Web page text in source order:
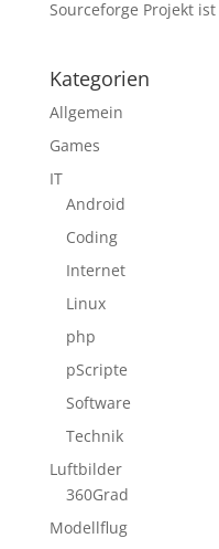
Sourceforge Projekt
Kategorien
Allgemein
Games
IT
Android
Coding
Internet
Linux
php
pScripte
Software
Technik
Luftbilder
360Grad
Modellflug